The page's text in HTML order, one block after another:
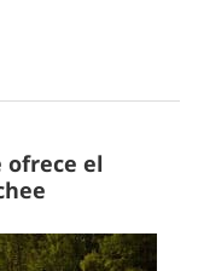
el